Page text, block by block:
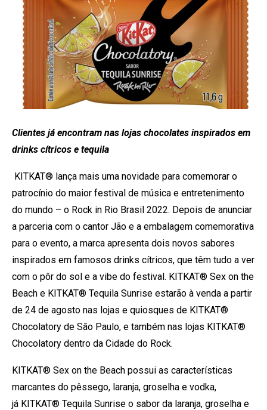
Clientes já encontram nas lojas chocolates inspirados em
drinks cítricos e tequila
KITKAT® lança mais uma novidade para comemorar o
patrocínio do maior festival de música e entretenimento
do mundo – o Rock in Rio Brasil 2022. Depois de anunciar
a parceria com o cantor Jão e a embalagem comemorativa
para o evento, a marca apresenta dois novos sabores
inspirados em famosos drinks cítricos, que têm tudo a ver
com o pôr do sol e a vibe do festival. KITKAT® Sex on the
Beach e KITKAT® Tequila Sunrise estarão à venda a partir
de 24 de agosto nas lojas e quiosques de KITKAT®
Chocolatory de São Paulo, e também nas lojas KITKAT®
Chocolatory dentro da Cidade do Rock.
KITKAT® Sex on the Beach possui as características
marcantes do pêssego, laranja, groselha e vodka,
já KITKAT® Tequila Sunrise o sabor da laranja, groselha e